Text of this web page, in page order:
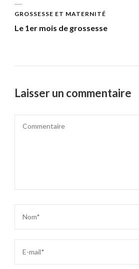
GROSSESSE ET MATERNITÉ
Le 1er mois de grossesse
Laisser un commentaire